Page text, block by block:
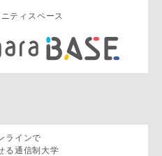
ティスペース
ラインで
る通信制大学